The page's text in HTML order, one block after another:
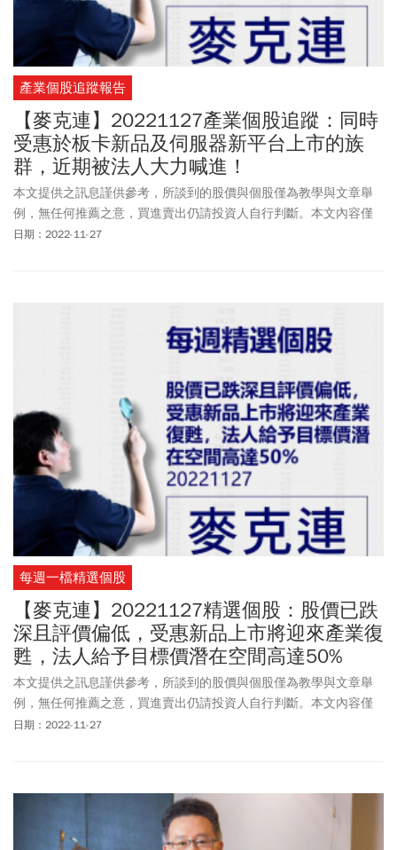
產業個股追蹤報告
【麥克連】20221127產業個股追蹤：同時
受惠於板卡新品及伺服器新平台上市的族
群，近期被法人大力喊進！
本文提供之訊息謹供參考，所談到的股價與個股僅為教學與文章舉
例，無任何推薦之意，買進賣出仍請投資人自行判斷。本文內容僅
供訂閱戶本人使用，非經授權嚴禁任何翻印、轉載，或以任何型態
日期：2022-11-27
每週一檔精選個股
【麥克連】20221127精選個股：股價已跌
深且評價偏低，受惠新品上市將迎來產業復
甦，法人給予目標價潛在空間高達50%
本文提供之訊息謹供參考，所談到的股價與個股僅為教學與文章舉
例，無任何推薦之意，買進賣出仍請投資人自行判斷。本文內容僅
供訂閱戶本人使用，非經授權嚴禁任何翻印、轉載，或以任何型態
日期：2022-11-27